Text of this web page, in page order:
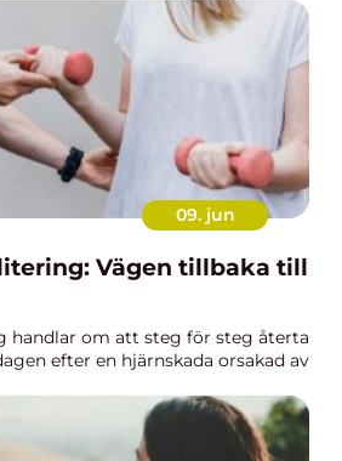
09. jun
Vägen tillbaka till
handlar om att steg för steg återta
efter en hjärnskada orsakad av